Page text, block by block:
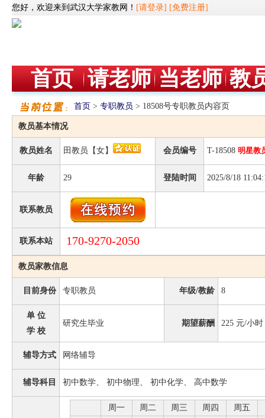
您好，欢迎来到武汉大学家教网！ [请登录] [免费注册]
首页 请老师 当老师 教
首页 > 专职教员 > 18508号专职教员内容页
教员基本情况
教员姓名 田教员【女】 会员编号 T-18508 明星教
年龄 29 登陆时间 2025/8/18
联系教员
联系本站 170-9270-2050
教员家教信息
目前身份 专职教员 年级/教龄 8
单 位
学 校
研究生毕业 期望薪酬 225 元/小时
辅导方式 网络辅导
辅导科目 初中数学、 初中物理、 初中化学、 高中数学
周一 周二 周三 周四 周五